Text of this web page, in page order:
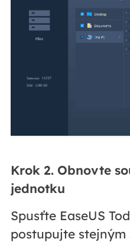
Krok 2. Obnovte
jednotku
Spusťte EaseUS
postupujte stejným